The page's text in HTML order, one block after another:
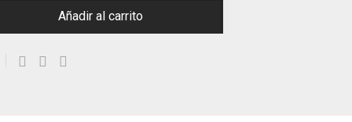
Añadir al carrito